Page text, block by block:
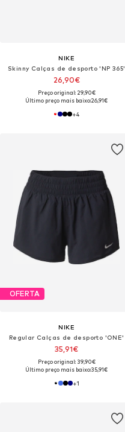
NIKE
Skinny Calças de desporto 'NP 365'
26,90€
Preço original: 29,90€
Último preço mais baixo:26,91€
+4
OFERTA
NIKE
Regular Calças de desporto 'ONE'
35,91€
Preço original: 39,90€
Último preço mais baixo:35,91€
+1